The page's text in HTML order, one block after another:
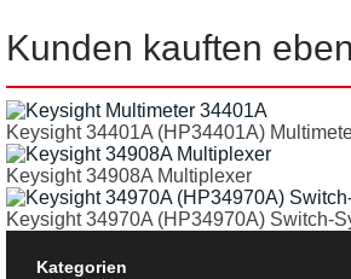
Kunden kauften
Keysight 34401A (HP34401A)
Keysight 34908A Multiplexer
Keysight 34970A (HP34970A) Switch-
Kategorien